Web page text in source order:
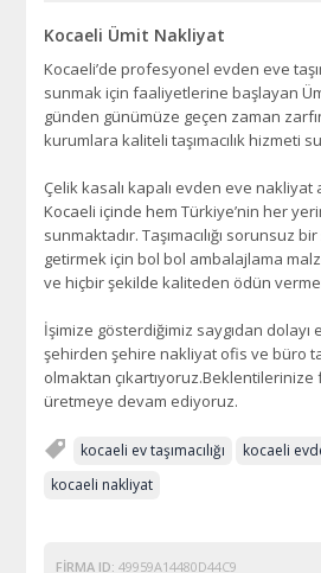
Kocaeli Ümit Nakliyat
Kocaeli’de profesyonel evden eve
sunmak için faaliyetlerine başlayan
günden günümüze geçen zaman
kurumlara kaliteli taşımacılık hizmeti
Çelik kasalı kapalı evden eve nakliyat
Kocaeli içinde hem Türkiye’nin her
sunmaktadır. Taşımacılığı sorunsuz
getirmek için bol bol ambalajlama
ve hiçbir şekilde kaliteden ödün
İşimize gösterdiğimiz saygıdan
şehirden şehire nakliyat ofis ve büro
olmaktan çıkartıyoruz.Beklentilerinize
üretmeye devam ediyoruz.
kocaeli ev taşımacılığı
kocaeli
kocaeli nakliyat
FIRMA ID: 49959A14480D44C9